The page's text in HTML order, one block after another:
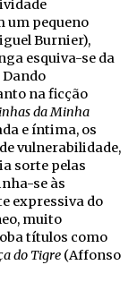
um pequeno
Burnier),
esquiva-se da
na ficção
da Minha
e íntima, os
vulnerabilidade,
sorte pelas
se às
expressiva do
muito
títulos como
do Tigre (Affonso